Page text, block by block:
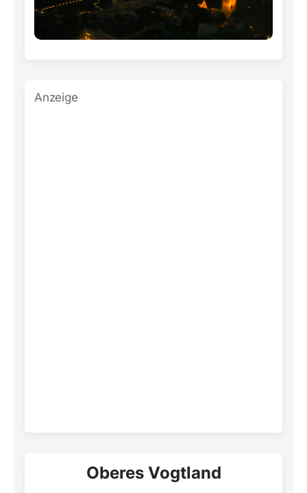
Anzeige
Oberes Vogtland